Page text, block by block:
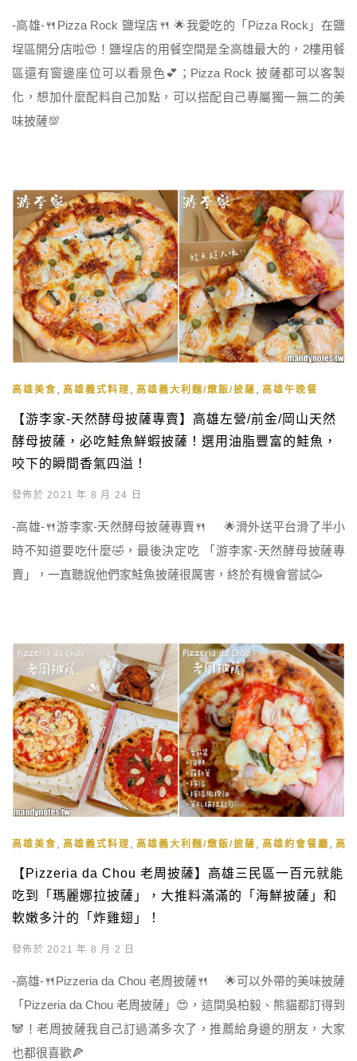
-高雄-🍴Pizza Rock 鹽埕店🍴 🌟我愛吃的「Pizza Rock」在鹽
埕區開分店啦😍！鹽埕店的用餐空間是全高雄最大的，2樓用餐
區還有窗邊座位可以看景色💕；Pizza Rock 披薩都可以客製
化，想加什麼配料自己加點，可以搭配自己專屬獨一無二的美
味披薩💯
高雄美食 高雄義式料理 高雄義大利麵/燉飯/披薩 高雄午晚餐
【游李家-天然酵母披薩專賣】高雄左營/前金/岡山天然
酵母披薩，必吃鮭魚鮮蝦披薩！選用油脂豐富的鮭魚，
咬下的瞬間香氣四溢！
發佈於 2021 年 8 月 24 日
-高雄-🍴游李家-天然酵母披薩專賣🍴 🌟滑外送平台滑了半小
時不知道要吃什麼🤣，最後決定吃 「游李家-天然酵母披薩專
賣」，一直聽說他們家鮭魚披薩很厲害，終於有機會嘗試🥳
高雄美食 高雄義式料理 高雄義大利麵/燉飯/披薩 高雄約會餐廳 高
【Pizzeria da Chou 老周披薩】高雄三民區一百元就能
吃到「瑪麗娜拉披薩」，大推料滿滿的「海鮮披薩」和
軟嫩多汁的「炸雞翅」！
發佈於 2021 年 8 月 2 日
-高雄-🍴Pizzeria da Chou 老周披薩🍴 🌟可以外帶的美味披薩
「Pizzeria da Chou 老周披薩」😍，這間吳柏毅、熊貓都訂得到
🐼！老周披薩我自己訂過滿多次了，推薦給身邊的朋友，大家
也都很喜歡🍕